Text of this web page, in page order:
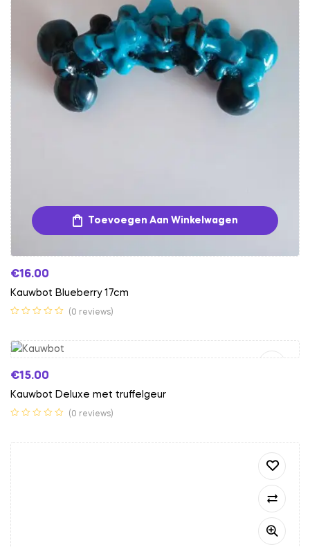
Toevoegen Aan Winkelwagen
€16.00
Kauwbot Blueberry 17cm
(0 reviews)
€15.00
Kauwbot Deluxe met truffelgeur
(0 reviews)